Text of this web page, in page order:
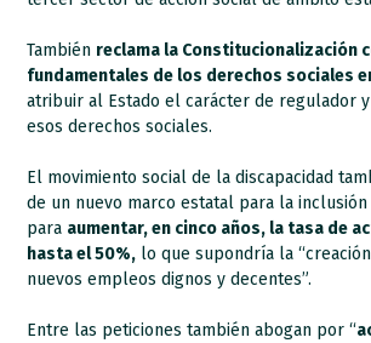
También reclama la Constitucionalización
fundamentales de los derechos sociales
atribuir al Estado el carácter de regulador
esos derechos sociales.
El movimiento social de la discapacidad
de un nuevo marco estatal para la
para aumentar, en cinco años, la tasa de
hasta el 50%, lo que supondría la
nuevos empleos dignos y decentes”.
Entre las peticiones también abogan por “